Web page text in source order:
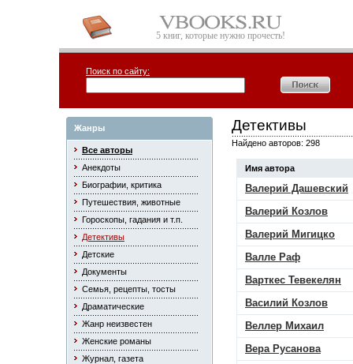
5 книг, которые нужно прочесть!
Поиск по сайту:
Жанры
Все авторы
Анекдоты
Биографии, критика
Путешествия, животные
Гороскопы, гадания и т.п.
Детективы
Детские
Документы
Семья, рецепты, тосты
Драматические
Жанр неизвестен
Женские романы
Журнал, газета
Детективы
Найдено авторов: 298
Имя автора
Валерий Дашевский
Валерий Козлов
Валерий Мигицко
Валле Раф
Варткес Тевекелян
Василий Козлов
Веллер Михаил
Вера Русанова